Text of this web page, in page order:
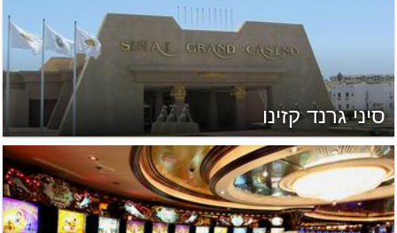
סיני גרנד קזינו